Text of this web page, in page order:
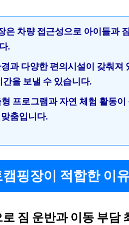
은 차량 접근성으로 아이들과
.
과 다양한 편의시설이 갖춰져
을 보낼 수 있습니다.
프로그램과 자연 체험 활동이
춤입니다.
핑장이 적합한 이
짐 운반과 이동 부담